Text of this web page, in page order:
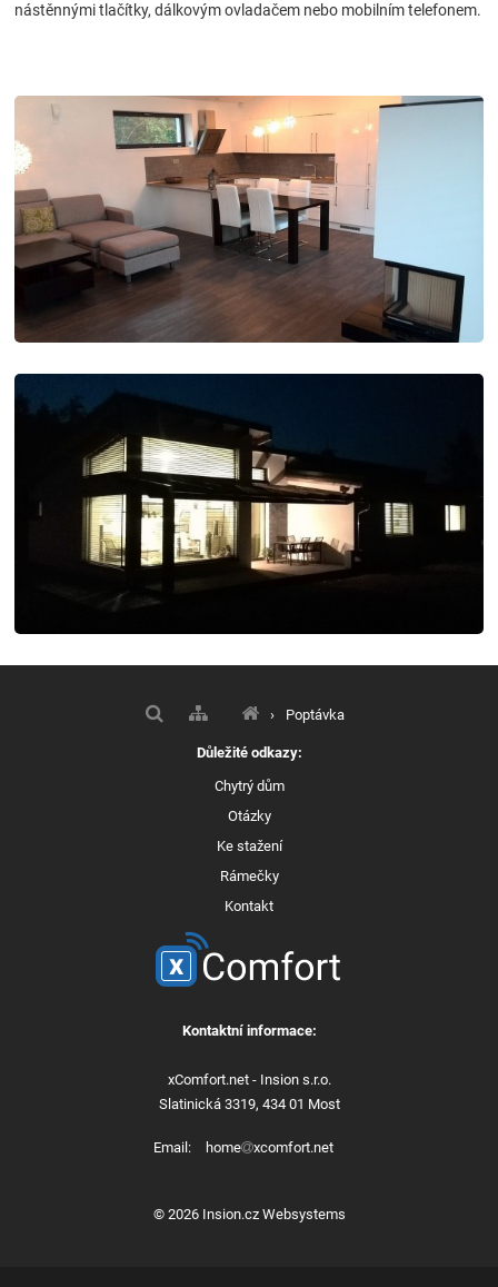
nástěnnými tlačítky, dálkovým ovladačem nebo mobilním telefonem.
› Poptávka
Důležité odkazy:
Chytrý dům
Otázky
Ke stažení
Rámečky
Kontakt
Kontaktní informace:
xComfort.net - Insion s.r.o.
Slatinická 3319, 434 01 Most
Email: home xcomfort.net
© 2026 Insion.cz Websystems